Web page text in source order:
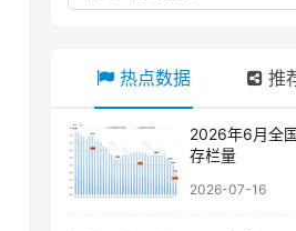
热点数据 推
2026年6月全
存栏量
2026-07-16